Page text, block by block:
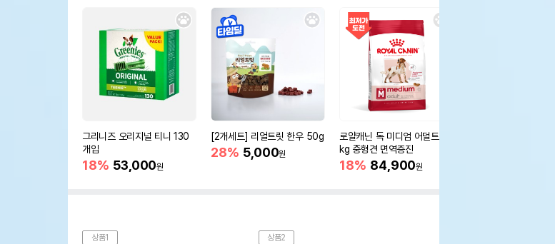
그리니즈 오리지널 티니 130
개입
18% 53,000원
[2개세트] 리얼트릿 한우 50g
28% 5,000원
로얄캐닌 독 미디엄 어덜트 10
kg 중형견 면역증진
18% 84,900원
상품1 상품2